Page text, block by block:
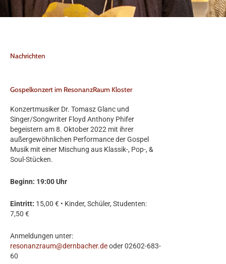
Nachrichten
Gospelkonzert im ResonanzRaum Kloster
Konzertmusiker Dr. Tomasz Glanc und
Singer/Songwriter Floyd Anthony Phifer
begeistern am 8. Oktober 2022 mit ihrer
außergewöhnlichen Performance der Gospel
Musik mit einer Mischung aus Klassik-, Pop-, &
Soul-Stücken.
Beginn: 19:00 Uhr
Eintritt: 15,00 € • Kinder, Schüler, Studenten:
7,50 €
Anmeldungen unter:
resonanzraum@dernbacher.deoder 02602-683-
60